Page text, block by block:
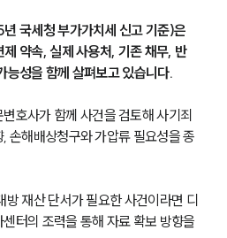
국세청 부가가치세 신고 기준)은
약속, 실제 사용처, 기존 채무, 반
능성을 함께 살펴보고 있습니다.
호사가 함께 사건을 검토해 사기죄
손해배상청구와 가압류 필요성을 종
방 재산 단서가 필요한 사건이라면 디
터의 조력을 통해 자료 확보 방향을